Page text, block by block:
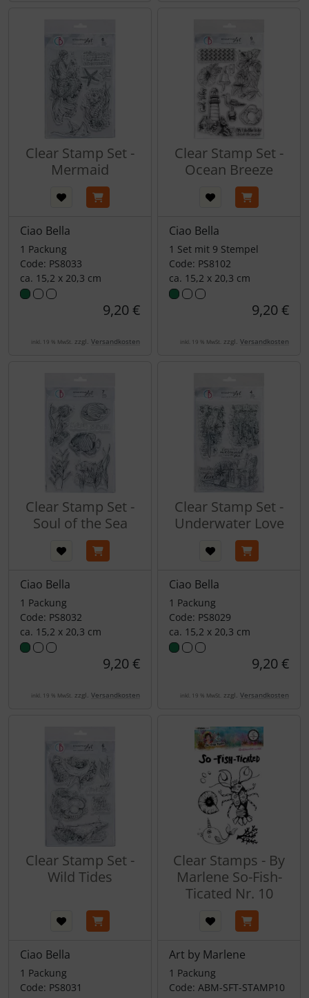
Clear Stamp Set -
Mermaid
Ciao Bella
1 Packung
Code: PS8033
ca. 15,2 x 20,3 cm
9,20 €
inkl. 19 % MwSt. zzgl. Versandkosten
Clear Stamp Set -
Ocean Breeze
Ciao Bella
1 Set mit 9 Stempel
Code: PS8102
ca. 15,2 x 20,3 cm
9,20 €
inkl. 19 % MwSt. zzgl. Versandkosten
Clear Stamp Set -
Soul of the Sea
Ciao Bella
1 Packung
Code: PS8032
ca. 15,2 x 20,3 cm
9,20 €
inkl. 19 % MwSt. zzgl. Versandkosten
Clear Stamp Set -
Underwater Love
Ciao Bella
1 Packung
Code: PS8029
ca. 15,2 x 20,3 cm
9,20 €
inkl. 19 % MwSt. zzgl. Versandkosten
Clear Stamp Set -
Wild Tides
Ciao Bella
1 Packung
Code: PS8031
Clear Stamps - By
Marlene So-Fish-
Ticated Nr. 10
Art by Marlene
1 Packung
Code: ABM-SFT-STAMP10